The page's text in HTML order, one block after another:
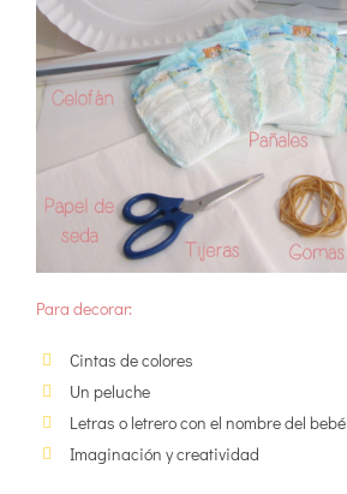
Para decorar:
Cintas de colores
Un peluche
Letras o letrero con el nombre del bebé
Imaginación y creatividad